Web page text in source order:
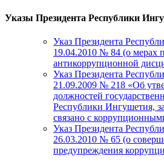
Указы Президента Республики
Указ Президента
19.04.2010 № 84 (о мерах
антикоррупционной
Указ Президента
21.09.2009 № 218 «Об
должностей
Республики Ингушетия,
связано с
Указ Президента
26.03.2010 № 65 (о
предупреждения